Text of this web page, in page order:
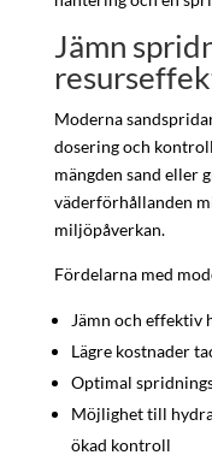
Jämn
Moderna
dosering och
mängden sand eller
väderförhållanden
miljöpåverkan.
Fördelarna med
Jämn och effektiv
Lägre kostnader
Optimal
Möjlighet till
ökad kontroll